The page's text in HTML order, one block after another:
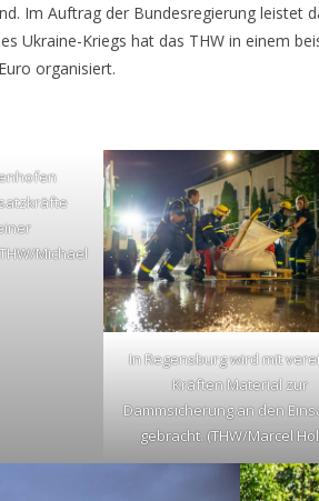
Im Auftrag der Bundesregierung leistet
Ukraine-Kriegs hat das THW in einem
organisiert.
Michael
In Regensburg wird mit
Kräften Material zur
Dammsicherung an den
gebracht. (THW/Marcel